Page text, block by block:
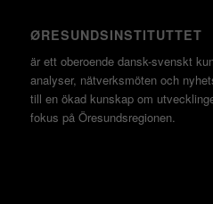
ØRESUNDSINSTITUTTET
är ett oberoende dansk-svenskt
analyser, nätverksmöten och
till en ökad kunskap om
fokus på Öresundsregionen.